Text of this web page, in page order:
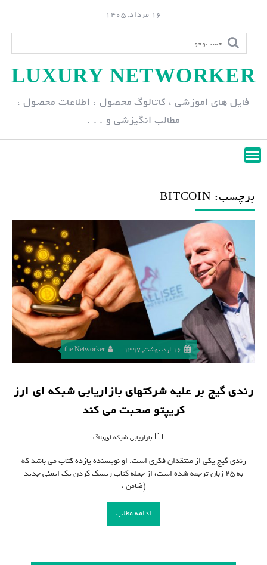
p
n
16 مرداد, 1405
LUXURY NETWORKER
فایل های اموزشی ، کاتالوگ محصول ، اطلاعات محصول ،
مطالب انگیزشی و . . .
برچسب: BITCOIN
16 اردیبهشت, 1397 the Networker
رندی گیج بر علیه شرکتهای بازاریابی شبکه ای ارز
کریپتو صحبت می کند
بازاریابی شبکه ای,بلاگ
رندی گیج یکی از منتقدان فکری است. او نویسنده یازده کتاب می باشد که
به ۲۵ زبان ترجمه شده است، از جمله کتاب ریسک کردن یک ایمنی جدید
(ضامن ،
ادامه مطلب